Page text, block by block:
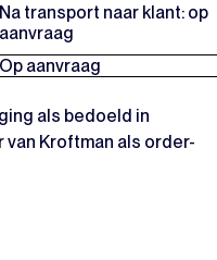
Na transport naar klant: op
aanvraag
Op aanvraag
als bedoeld in
van Kroftman als order-